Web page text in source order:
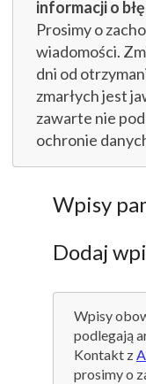
informacji o
Prosimy o
wiadomości.
dni od
zmarłych jest
zawarte nie
ochronie
Wpisy
Dodaj
Wpisy
podlegają
Kontakt z
prosimy o